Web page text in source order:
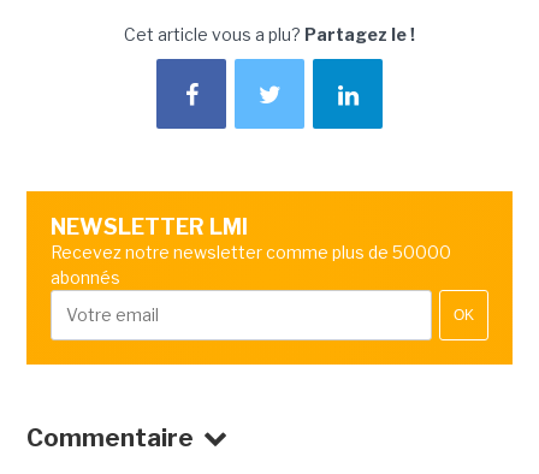
Cet article vous a plu? Partagez le !
NEWSLETTER LMI
Recevez notre newsletter comme plus de 50000
abonnés
OK
Commentaire